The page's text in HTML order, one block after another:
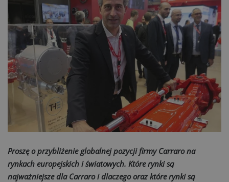
Proszę o przybliżenie globalnej pozycji firmy Carraro na
rynkach europejskich i światowych. Które rynki są
najważniejsze dla Carraro i dlaczego oraz które rynki są